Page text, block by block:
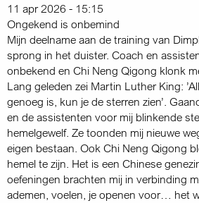
11 apr 2026 - 15:15
Ongekend is onbemind
Mijn deelname aan de training van
sprong in het duister. Coach en
onbekend en Chi Neng Qigong klonk
Lang geleden zei Martin Luther King:
genoeg is, kun je de sterren zien’.
en de assistenten voor mij blinkende
hemelgewelf. Ze toonden mij nieuwe
eigen bestaan. Ook Chi Neng Qigong
hemel te zijn. Het is een Chinese
oefeningen brachten mij in verbinding
ademen, voelen, je openen voor… het